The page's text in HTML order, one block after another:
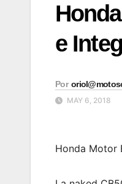
e
Por
MAY 6, 2018
Honda Motor